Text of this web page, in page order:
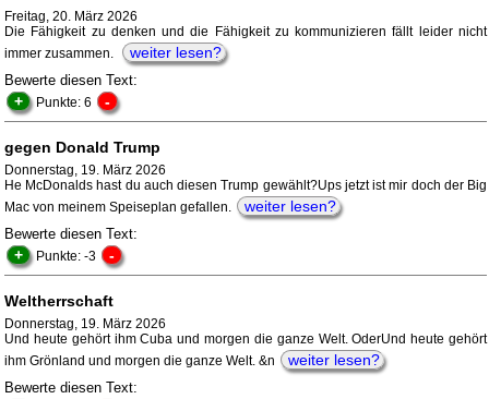
Freitag, 20. März 2026
Die Fähigkeit zu denken und die Fähigkeit zu kommunizieren fällt leider nicht
immer zusammen.
weiter lesen?
Bewerte diesen Text:
+ Punkte: 6 -
gegen Donald Trump
Donnerstag, 19. März 2026
He McDonalds hast du auch diesen Trump gewählt?Ups jetzt ist mir doch der Big
Mac von meinem Speiseplan gefallen.
weiter lesen?
Bewerte diesen Text:
+ Punkte: -3 -
Weltherrschaft
Donnerstag, 19. März 2026
Und heute gehört ihm Cuba und morgen die ganze Welt. OderUnd heute gehört
ihm Grönland und morgen die ganze Welt. &n
weiter lesen?
Bewerte diesen Text: